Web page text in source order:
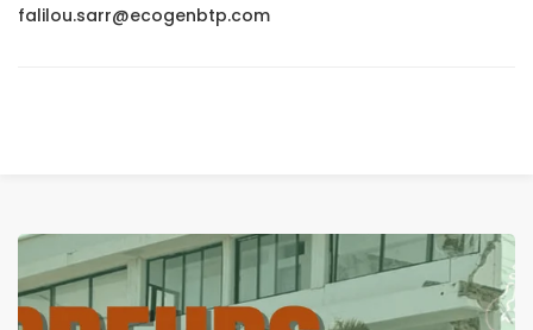
falilou.sarr@ecogenbtp.com